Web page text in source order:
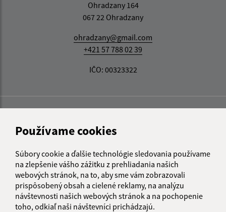
Používame cookies
Súbory cookie a ďalšie technológie sledovania používame
na zlepšenie vášho zážitku z prehliadania našich
webových stránok, na to, aby sme vám zobrazovali
prispôsobený obsah a cielené reklamy, na analýzu
návštevnosti našich webových stránok a na pochopenie
toho, odkiaľ naši návštevníci prichádzajú.
Ohradzany 164
067 22 Ohradzany
ohradzany@gmail.com
+421 57 788 02 39
IČO: 00323322